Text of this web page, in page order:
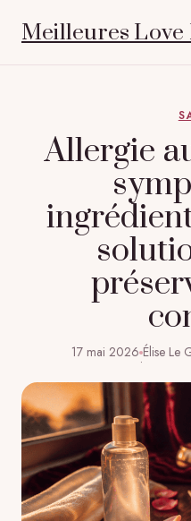
Meilleures Love
Allergie
17 mai 2026·Élise Le